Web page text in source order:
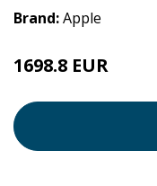
Brand:Apple
1698.8 EUR